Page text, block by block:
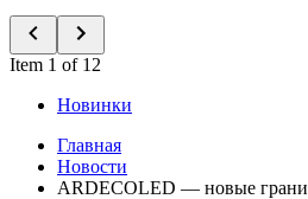
Item 1 of 12
Новинки
Главная
Новости
ARDECOLED — новые грани